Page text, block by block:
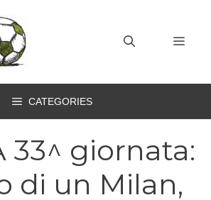
CATEGORIES
33^ giornata:
di un Milan,